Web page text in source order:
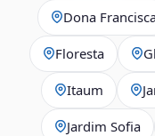
Dona Francisca
Floresta
Itaum
Jardim Sofia